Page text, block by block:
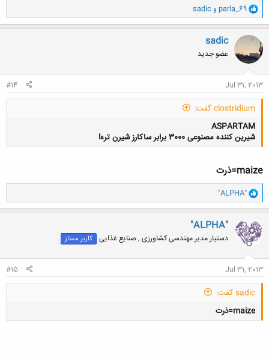
و
ا
ک
ن
ش
ه
ا
parla_69 و sadic
sadic
عضو جدید
Jul 31, 2013
#14
clostridium گفت:
ASPARTAM
شیرین کننده مصنوعی 3000 برابر ساکارز شیرن تره!
کلیک کنید تا باز شود...
maize=ذرت
و
ا
ک
ن
ش
ه
ا
"ALPHA"
"ALPHA"
دستیار مدیر مهندسی کشاورزی , صنایع غذایی کاربر ممتاز
Jul 31, 2013
#15
sadic گفت:
maize=ذرت